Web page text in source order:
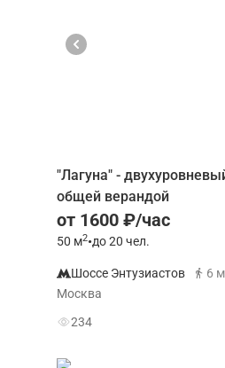
"Лагуна" -
общей верандой
от 1600 ₽/час
50 м2•до 20 чел.
Шоссе Энтузиастов
6
Москва
234